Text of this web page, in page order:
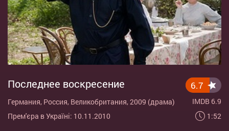
Последнее воскресение
Германия, Россия, Великобритания, 2009 (драма)
Прем'єра в Україні: 10.11.2010
6.7
IMDB 6.9
1:52